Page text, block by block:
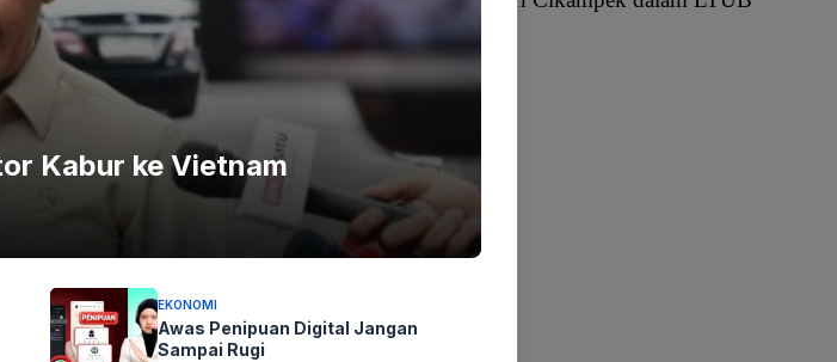
Tingkat Kabupaten
– Oktober 24, 2022
Kabur ke Vietnam
EKONOMI
Awas Penipuan Digital Jangan
Sampai Rugi